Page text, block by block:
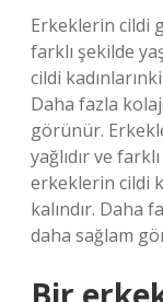
Erkeklerin cildi
farklı şekilde
cildi
Daha fazla
görünür.
yağlıdır ve
erkeklerin cildi
kalındır. Daha
daha sağlam